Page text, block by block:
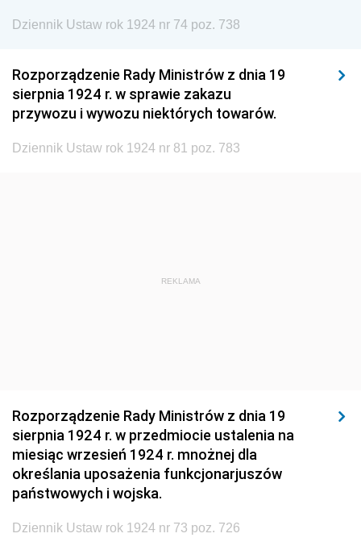
1929 1928
1923 1922 1921
1920 1919 1918
Dziennik Ustaw rok 1924 nr 74 poz. 738
Rozporządzenie Rady Ministrów z dnia 19
sierpnia 1924 r. w sprawie zakazu
przywozu i wywozu niektórych towarów.
Dziennik Ustaw rok 1924 nr 81 poz. 783
REKLAMA
Rozporządzenie Rady Ministrów z dnia 19
sierpnia 1924 r. w przedmiocie ustalenia na
miesiąc wrzesień 1924 r. mnożnej dla
określania uposażenia funkcjonarjuszów
państwowych i wojska.
Dziennik Ustaw rok 1924 nr 73 poz. 726